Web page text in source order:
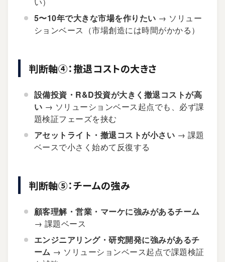
5〜10年で大きな市場を作りたい → ソリュー
ションベース（市場創造には時間がかかる）
判断軸④：撤退コストの大きさ
設備投資・R&D投資が大きく撤退コストが高
い → ソリューションベース起点でも、必ず課
題検証フェーズを挟む
アセットライト・撤退コストが小さい → 課題
ベースで小さく始めて反復する
判断軸⑤：チームの強み
顧客理解・営業・マーケに強みがあるチーム
→ 課題ベース
エンジニアリング・研究開発に強みがあるチ
ーム → ソリューションベース起点で課題検証